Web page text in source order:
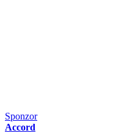
Sponzor
Accord